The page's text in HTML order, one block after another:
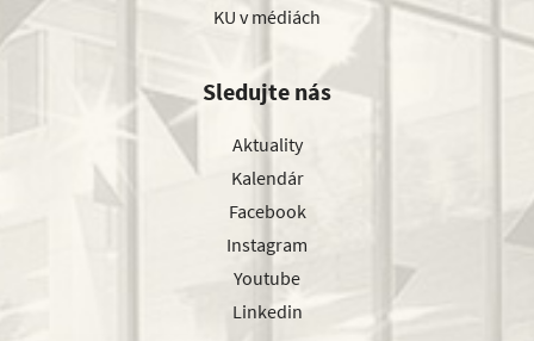
KU v médiách
Sledujte nás
Aktuality
Kalendár
Facebook
Instagram
Youtube
Linkedin